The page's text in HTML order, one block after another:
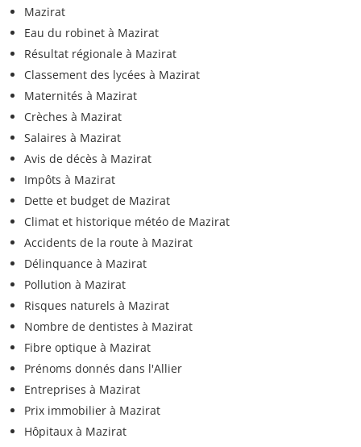
Mazirat
Eau du robinet à Mazirat
Résultat régionale à Mazirat
Classement des lycées à Mazirat
Maternités à Mazirat
Crèches à Mazirat
Salaires à Mazirat
Avis de décès à Mazirat
Impôts à Mazirat
Dette et budget de Mazirat
Climat et historique météo de Mazirat
Accidents de la route à Mazirat
Délinquance à Mazirat
Pollution à Mazirat
Risques naturels à Mazirat
Nombre de dentistes à Mazirat
Fibre optique à Mazirat
Prénoms donnés dans l'Allier
Entreprises à Mazirat
Prix immobilier à Mazirat
Hôpitaux à Mazirat